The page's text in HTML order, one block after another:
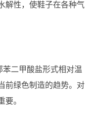
解性，使鞋子在各种气
二甲酸盐形式相对温
前绿色制造的趋势。对
要。